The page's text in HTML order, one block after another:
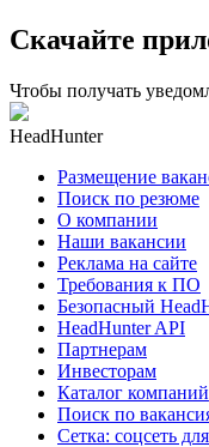
Скачайте
Чтобы получать
HeadHunter
Размещение
Поиск по резюме
О компании
Наши вакансии
Реклама на сайте
Требования к ПО
Безопасный
HeadHunter API
Партнерам
Инвесторам
Каталог компаний
Поиск по
Сетка: соцсеть